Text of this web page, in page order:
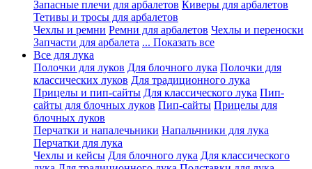
Запасные плечи для арбалетов Киверы для арбалетов
Тетивы и тросы для арбалетов
Чехлы и ремни Ремни для арбалетов Чехлы и переноски
Запчасти для арбалета ... Показать все
Все для лука
Полочки для луков Для блочного лука Полочки для
классических луков Для традиционного лука
Прицелы и пип-сайты Для классического лука Пип-
сайты для блочных луков Пип-сайты Прицелы для
блочных луков
Перчатки и напалечьники Напальчники для лука
Перчатки для лука
Чехлы и кейсы Для блочного лука Для классического